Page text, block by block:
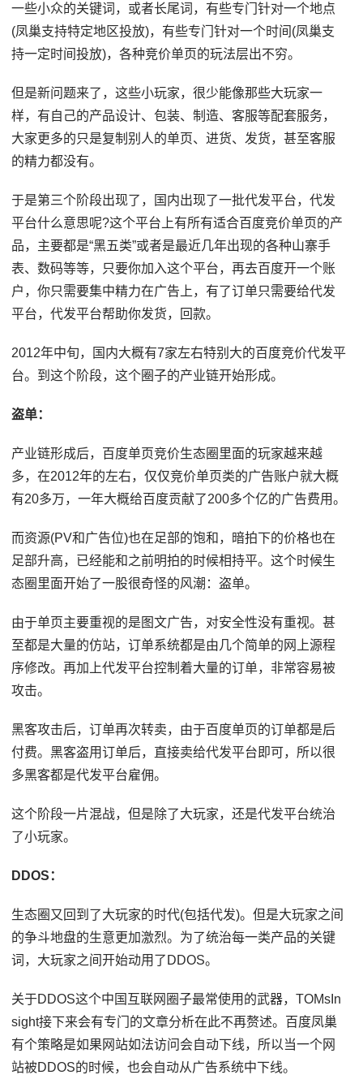
一些小众的关键词，或者长尾词，有些专门针对一个地点
(凤巢支持特定地区投放)，有些专门针对一个时间(凤巢支
持一定时间投放)，各种竞价单页的玩法层出不穷。
但是新问题来了，这些小玩家，很少能像那些大玩家一
样，有自己的产品设计、包装、制造、客服等配套服务，
大家更多的只是复制别人的单页、进货、发货，甚至客服
的精力都没有。
于是第三个阶段出现了，国内出现了一批代发平台，代发
平台什么意思呢?这个平台上有所有适合百度竞价单页的产
品，主要都是“黑五类”或者是最近几年出现的各种山寨手
表、数码等等，只要你加入这个平台，再去百度开一个账
户，你只需要集中精力在广告上，有了订单只需要给代发
平台，代发平台帮助你发货，回款。
2012年中旬，国内大概有7家左右特别大的百度竞价代发平
台。到这个阶段，这个圈子的产业链开始形成。
盗单：
产业链形成后，百度单页竞价生态圈里面的玩家越来越
多，在2012年的左右，仅仅竞价单页类的广告账户就大概
有20多万，一年大概给百度贡献了200多个亿的广告费用。
而资源(PV和广告位)也在足部的饱和，暗拍下的价格也在
足部升高，已经能和之前明拍的时候相持平。这个时候生
态圈里面开始了一股很奇怪的风潮：盗单。
由于单页主要重视的是图文广告，对安全性没有重视。甚
至都是大量的仿站，订单系统都是由几个简单的网上源程
序修改。再加上代发平台控制着大量的订单，非常容易被
攻击。
黑客攻击后，订单再次转卖，由于百度单页的订单都是后
付费。黑客盗用订单后，直接卖给代发平台即可，所以很
多黑客都是代发平台雇佣。
这个阶段一片混战，但是除了大玩家，还是代发平台统治
了小玩家。
DDOS：
生态圈又回到了大玩家的时代(包括代发)。但是大玩家之间
的争斗地盘的生意更加激烈。为了统治每一类产品的关键
词，大玩家之间开始动用了DDOS。
关于DDOS这个中国互联网圈子最常使用的武器，TOMsIn
sight接下来会有专门的文章分析在此不再赘述。百度凤巢
有个策略是如果网站如法访问会自动下线，所以当一个网
站被DDOS的时候，也会自动从广告系统中下线。